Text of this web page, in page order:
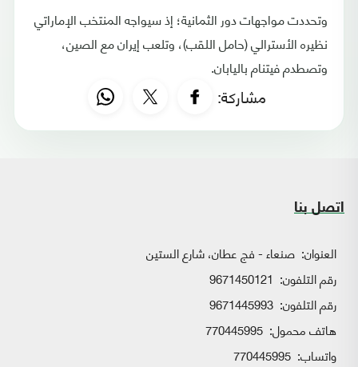
وتحددت مواجهات دور الثمانية؛ إذ سيواجه المنتخب الإماراتي
نظيره الأسترالي (حامل اللقب)، وتلعب إيران مع الصين،
وتصطدم فيتنام باليابان.
مشاركة:
اتصل بنا
العنوان: صنعاء - فج عطان، شارع الستين
رقم التلفون: 9671450121
رقم التلفون: 9671445993
هاتف محمول: 770445995
واتساب: